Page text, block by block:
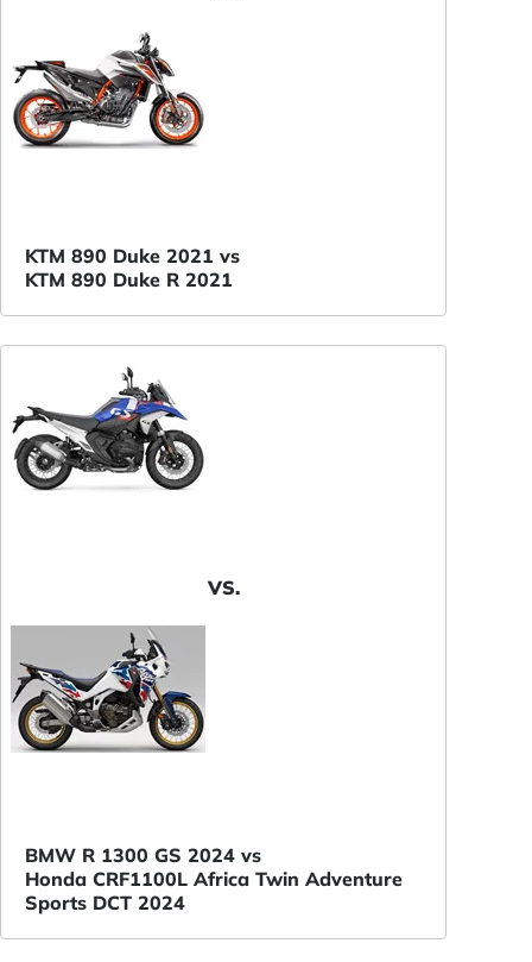
KTM 890 Duke 2021 vs
KTM 890 Duke R 2021
VS.
BMW R 1300 GS 2024 vs
Honda CRF1100L Africa Twin Adventure
Sports DCT 2024